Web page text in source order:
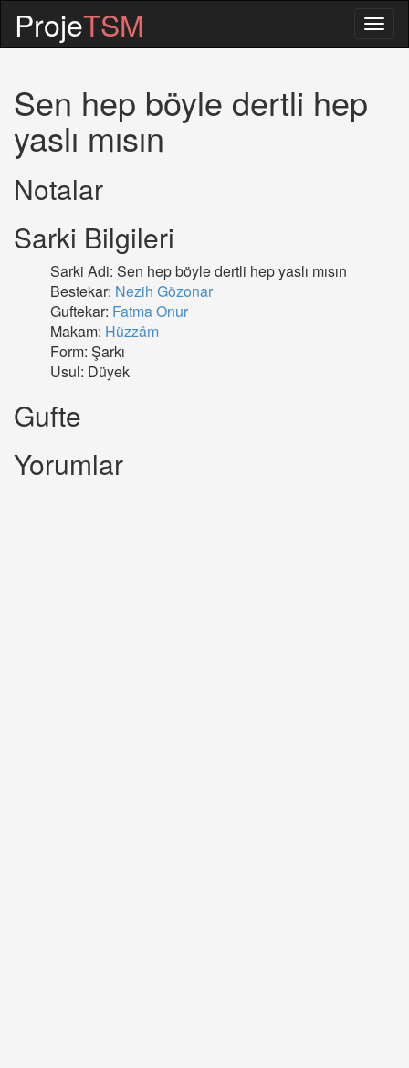
ProjeTSM
Sen hep böyle dertli hep
yaslı mısın
Notalar
Sarki Bilgileri
Sarki Adi: Sen hep böyle dertli hep yaslı mısın
Bestekar: Nezih Gözonar
Guftekar: Fatma Onur
Makam: Hüzzâm
Form: Şarkı
Usul: Düyek
Gufte
Yorumlar